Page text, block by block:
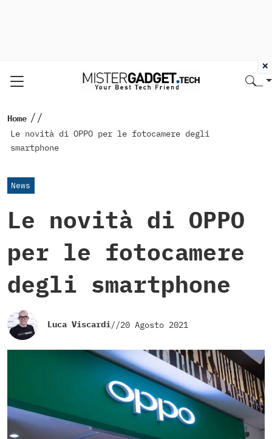
Home //
Le novità di OPPO per le fotocamere degli
smartphone
News
Le novità di OPPO
per le fotocamere
degli smartphone
Luca Viscardi//20 Agosto 2021
×